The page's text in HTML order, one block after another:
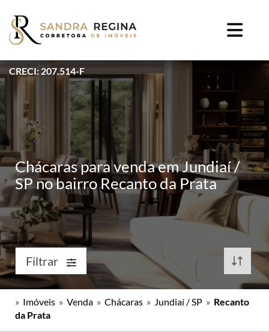
CRECI: 207.514-F
Chácaras para venda em Jundiaí /
SP no bairro Recanto da Prata
Filtrar
» Imóveis » Venda » Chácaras » Jundiaí / SP » Recanto
da Prata